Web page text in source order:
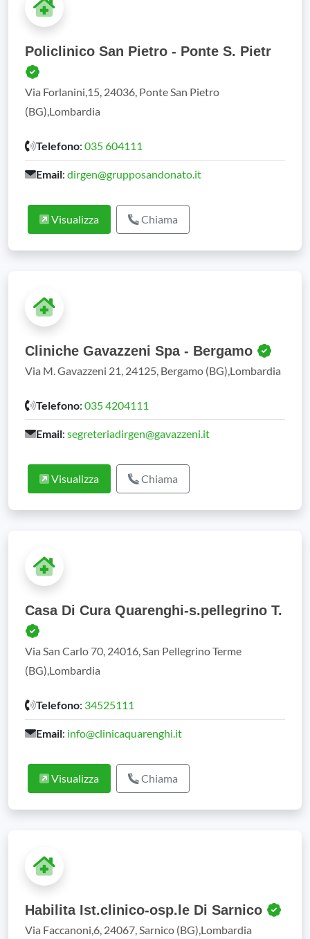
Policlinico San Pietro - Ponte S. Pietr
Via Forlanini,15, 24036, Ponte San Pietro
(BG),Lombardia
Telefono: 035 604111
Email: dirgen@grupposandonato.it
Visualizza Chiama
Cliniche Gavazzeni Spa - Bergamo
Via M. Gavazzeni 21, 24125, Bergamo (BG),Lombardia
Telefono: 035 4204111
Email: segreteriadirgen@gavazzeni.it
Visualizza Chiama
Casa Di Cura Quarenghi-s.pellegrino T.
Via San Carlo 70, 24016, San Pellegrino Terme
(BG),Lombardia
Telefono: 34525111
Email: info@clinicaquarenghi.it
Visualizza Chiama
Habilita Ist.clinico-osp.le Di Sarnico
Via Faccanoni,6, 24067, Sarnico (BG),Lombardia